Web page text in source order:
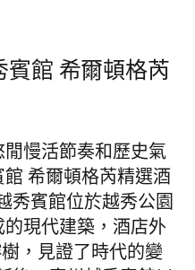
館 希爾頓格芮
慢活節奏和歷史氣
希爾頓格芮精選酒
秀賓館位於越秀公園
現代建築，酒店外
，見證了時代的變